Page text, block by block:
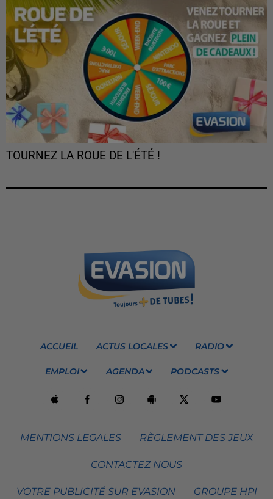
TOURNEZ LA ROUE DE L'ÉTÉ !
ACCUEIL ACTUS LOCALES RADIO
EMPLOI AGENDA PODCASTS
MENTIONS LEGALES RÈGLEMENT DES JEUX
CONTACTEZ NOUS
VOTRE PUBLICITÉ SUR EVASION GROUPE HPI